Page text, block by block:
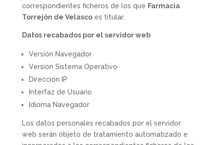
correspondientes ficheros de los que Farmacia
Torrejón de Velascoes titular.
Datos recabados por el servidor web
Versión Navegador
Versión Sistema Operativo
Dirección IP
Interfaz de Usuario
Idioma Navegador
Los datos personales recabados por el servidor
web serán objeto de tratamiento automatizado e